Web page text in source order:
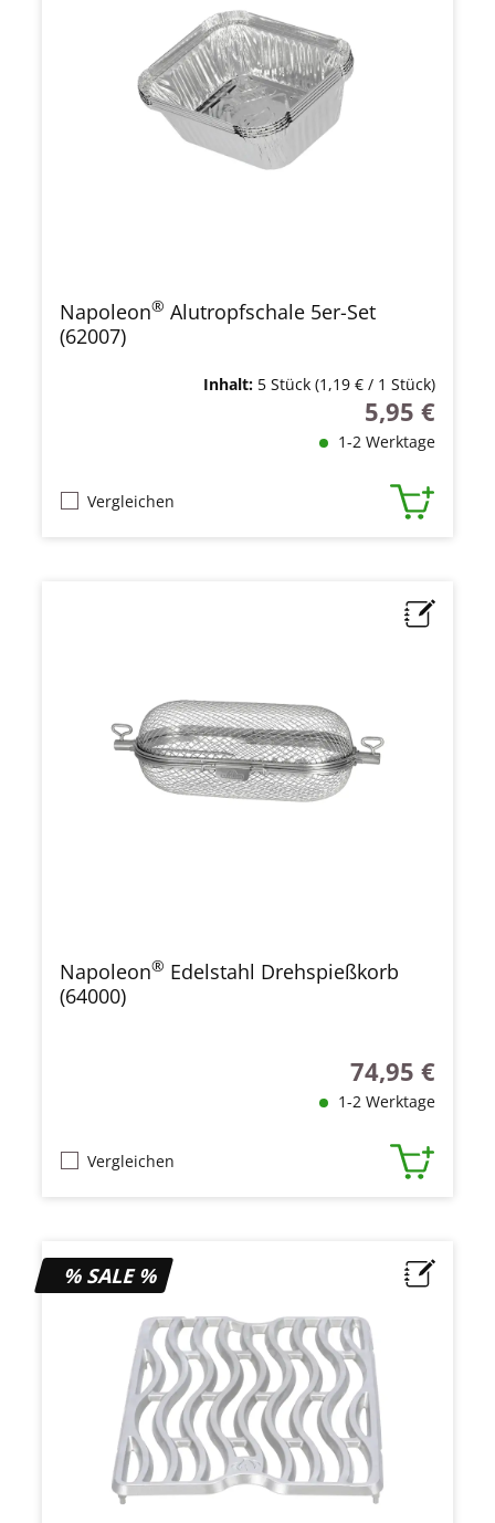
Napoleon® Alutropfschale 5er-Set
(62007)
Inhalt: 5 Stück (1,19 € / 1 Stück)
Regulärer
5,95 €
1-2 Werktage
Vergleichen
Napoleon® Edelstahl Drehspießkorb
(64000)
Regulärer Preis:
74,95 €
1-2 Werktage
Vergleichen
% SALE %